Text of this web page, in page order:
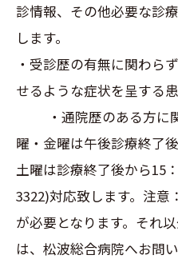
診情報、その他必要な診
します。
・受診歴の有無に関わら
せるような症状を呈する
・通院歴のある方に
曜・金曜は午後診療終了
土曜は診療終了後から15
3322)対応致します。注
が必要となります。それ
は、松波総合病院へお問